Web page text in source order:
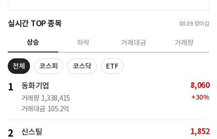
실시간 TOP 종목 08.09 장마감
상승 하락 거래대금 거래량
전체 코스피 코스닥 ETF
1 동화기업
거래량 1,338,415
거래대금 105.2억
8,060
+30%
2 신스틸 1,852